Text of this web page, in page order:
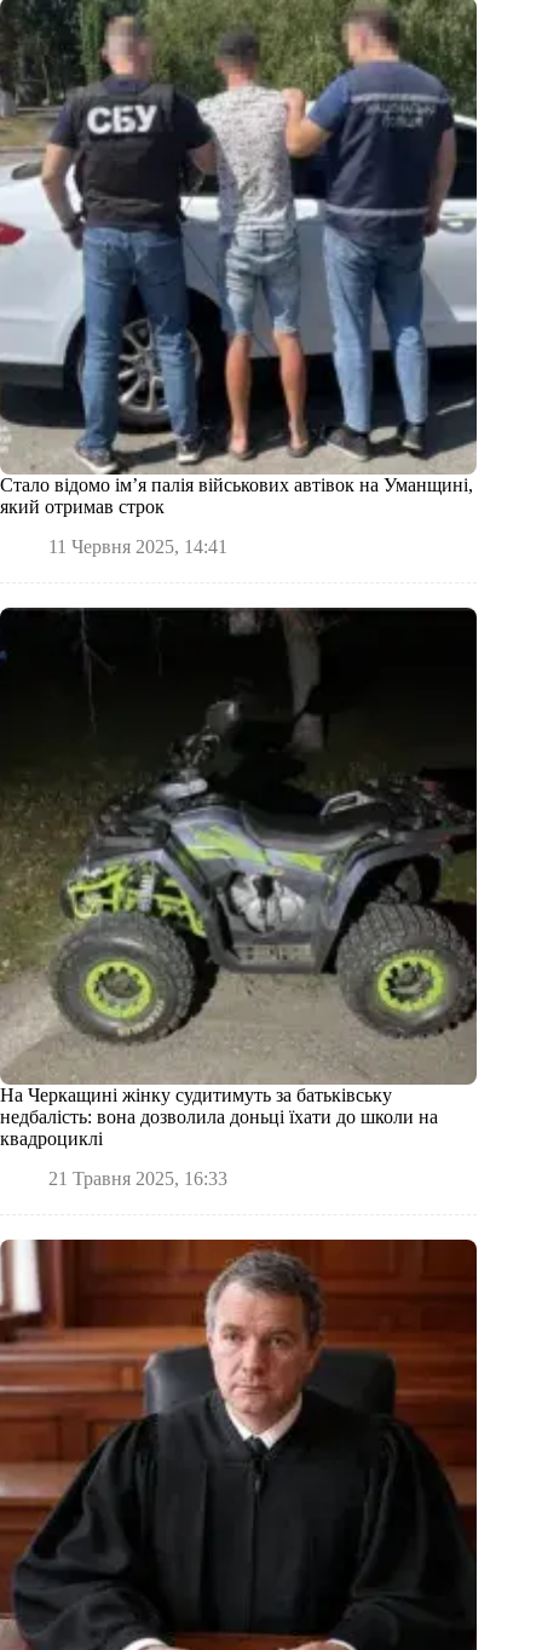
Стало відомо ім’я палія військових автівок на Уманщині,
який отримав строк
11 Червня 2025, 14:41
На Черкащині жінку судитимуть за батьківську
недбалість: вона дозволила доньці їхати до школи на
квадроциклі
21 Травня 2025, 16:33